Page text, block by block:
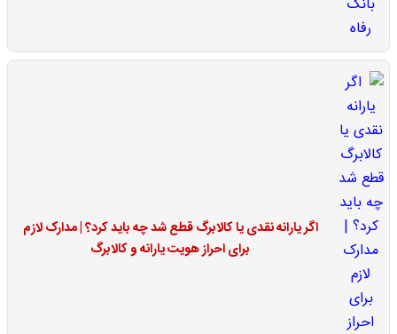
اگر یارانه نقدی یا کالابرگ قطع شد چه باید کرد؟ | مدارک لازم
برای احراز هویت یارانه و کالابرگ